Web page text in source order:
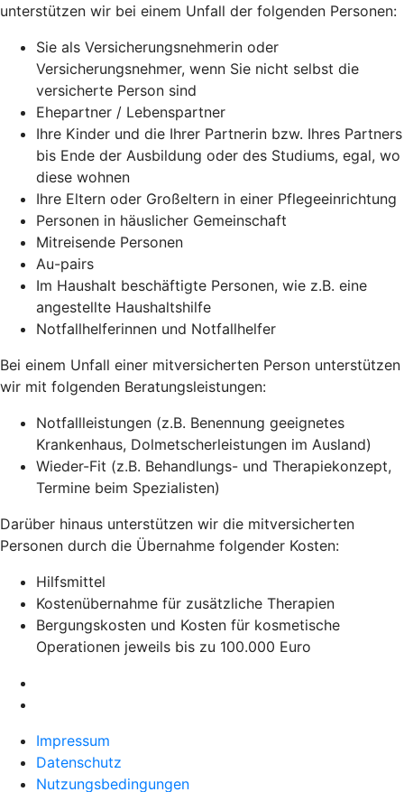
unterstützen wir bei einem Unfall der folgenden Personen:
Sie als Versicherungsnehmerin oder
Versicherungsnehmer, wenn Sie nicht selbst die
versicherte Person sind
Ehepartner / Lebenspartner
Ihre Kinder und die Ihrer Partnerin bzw. Ihres Partners
bis Ende der Ausbildung oder des Studiums, egal, wo
diese wohnen
Ihre Eltern oder Großeltern in einer Pflegeeinrichtung
Personen in häuslicher Gemeinschaft
Mitreisende Personen
Au-pairs
Im Haushalt beschäftigte Personen, wie z.B. eine
angestellte Haushaltshilfe
Notfallhelferinnen und Notfallhelfer
Bei einem Unfall einer mitversicherten Person unterstützen
wir mit folgenden Beratungsleistungen:
Notfallleistungen (z.B. Benennung geeignetes
Krankenhaus, Dolmetscherleistungen im Ausland)
Wieder-Fit (z.B. Behandlungs- und Therapiekonzept,
Termine beim Spezialisten)
Darüber hinaus unterstützen wir die mitversicherten
Personen durch die Übernahme folgender Kosten:
Hilfsmittel
Kostenübernahme für zusätzliche Therapien
Bergungskosten und Kosten für kosmetische
Operationen jeweils bis zu 100.000 Euro
Impressum
Datenschutz
Nutzungsbedingungen